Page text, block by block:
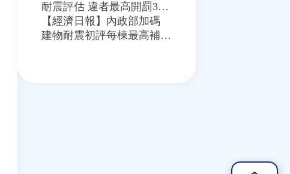
耐震評估 違者最高開罰30
萬
【經濟日報】內政部加碼
建物耐震初評每棟最高補助